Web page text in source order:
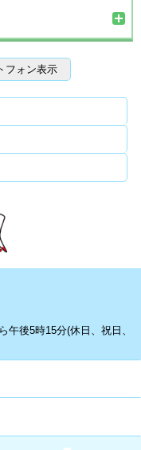
フォン表示
午後5時15分(休日、祝日、